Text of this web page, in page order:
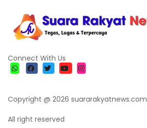
Connect With Us
Copyright @ 2026 suararakyatnews.com
All right reserved